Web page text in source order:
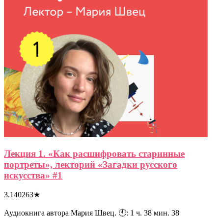
Лекция 1. «Как расшифровать старинные
портреты», лекторий «Загадки русского
искусства» #1
3.140263★
Аудиокнига автора Мария Швец. 🕙: 1 ч. 38 мин. 38